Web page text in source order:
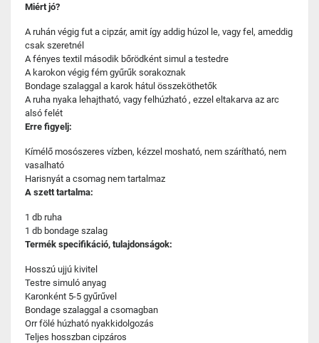
Miért jó?
A ruhán végig fut a cipzár, amit így addig húzol le, vagy fel, ameddig
csak szeretnél
A fényes textil második bőrödként simul a testedre
A karokon végig fém gyűrűk sorakoznak
Bondage szalaggal a karok hátul összeköthetők
A ruha nyaka lehajtható, vagy felhúzható , ezzel eltakarva az arc
alsó felét
Erre figyelj:
Kímélő mosószeres vízben, kézzel mosható, nem szárítható, nem
vasalható
Harisnyát a csomag nem tartalmaz
A szett tartalma:
1 db ruha
1 db bondage szalag
Termék specifikáció, tulajdonságok:
Hosszú ujjú kivitel
Testre simuló anyag
Karonként 5-5 gyűrűvel
Bondage szalaggal a csomagban
Orr fölé húzható nyakkidolgozás
Teljes hosszban cipzáros